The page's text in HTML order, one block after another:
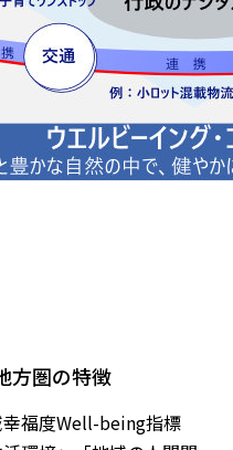
方圏の特徴
福度Well-being指標